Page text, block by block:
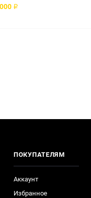
₽
ПОКУПАТЕЛЯМ
Аккаунт
Избранное